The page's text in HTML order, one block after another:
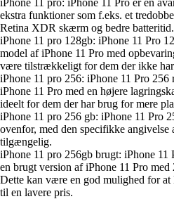
ekstra funktioner som f.eks. et
Retina XDR skærm og bedre batteritid.
iPhone 11 pro 128gb: iPhone 11 Pro
model af iPhone 11 Pro med
være tilstrækkeligt for dem der ikke
iPhone 11 pro 256: iPhone 11 Pro 256
iPhone 11 Pro med en højere
ideelt for dem der har brug for mere
iPhone 11 pro 256 gb: iPhone 11 Pro
ovenfor, med den specifikke
tilgængelig.
iPhone 11 pro 256gb brugt: iPhone
en brugt version af iPhone 11 Pro
Dette kan være en god mulighed for at
til en lavere pris.